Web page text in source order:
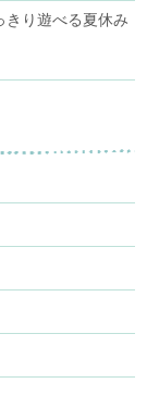
きり遊べる夏休み